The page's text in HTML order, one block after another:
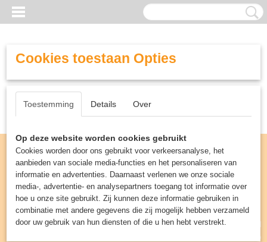
Inloggen Registreren
UW WINKELWAGEN
(0)
Cookies toestaan Opties
Toestemming Details Over
Op deze website worden cookies gebruikt
Cookies worden door ons gebruikt voor verkeersanalyse, het
aanbieden van sociale media-functies en het personaliseren van
informatie en advertenties. Daarnaast verlenen we onze sociale
media-, advertentie- en analysepartners toegang tot informatie over
hoe u onze site gebruikt. Zij kunnen deze informatie gebruiken in
combinatie met andere gegevens die zij mogelijk hebben verzameld
door uw gebruik van hun diensten of die u hen hebt verstrekt.